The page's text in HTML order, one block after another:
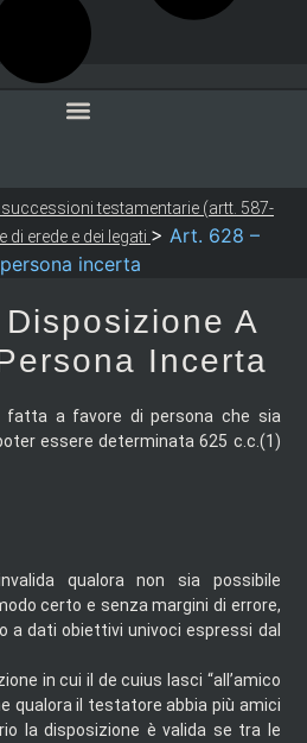
successioni testamentarie (artt. 587-
di erede e dei legati > Art. 628 –
incerta
A
Incerta
fatta a favore di persona che sia
essere determinata 625 c.c.(1)
qualora non sia possibile
certo e senza margini di errore,
a dati obiettivi univoci espressi dal
in cui il de cuius lasci “all’amico
qualora il testatore abbia più amici
la disposizione è valida se tra le